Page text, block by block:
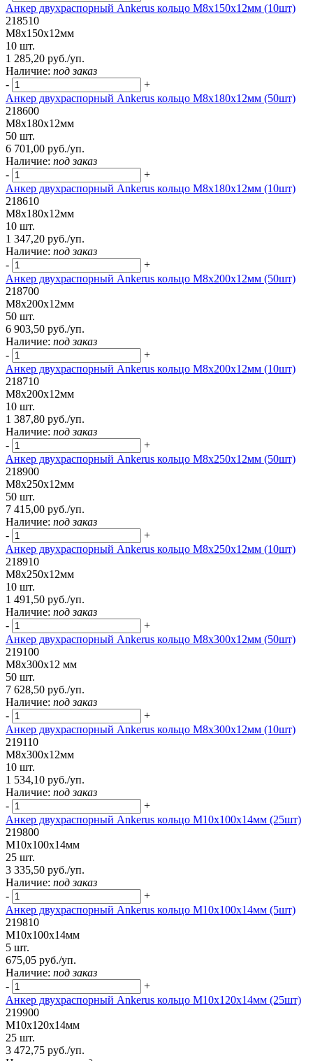
Анкер двухраспорный Ankerus кольцо М8х150х12мм (10шт)
218510
М8х150х12мм
10 шт.
1 285,20 руб./уп.
Наличие: под заказ
-
+
Анкер двухраспорный Ankerus кольцо М8х180х12мм (50шт)
218600
М8х180х12мм
50 шт.
6 701,00 руб./уп.
Наличие: под заказ
-
+
Анкер двухраспорный Ankerus кольцо М8х180х12мм (10шт)
218610
М8х180х12мм
10 шт.
1 347,20 руб./уп.
Наличие: под заказ
-
+
Анкер двухраспорный Ankerus кольцо М8х200х12мм (50шт)
218700
М8х200х12мм
50 шт.
6 903,50 руб./уп.
Наличие: под заказ
-
+
Анкер двухраспорный Ankerus кольцо М8х200х12мм (10шт)
218710
М8х200х12мм
10 шт.
1 387,80 руб./уп.
Наличие: под заказ
-
+
Анкер двухраспорный Ankerus кольцо М8х250х12мм (50шт)
218900
М8х250х12мм
50 шт.
7 415,00 руб./уп.
Наличие: под заказ
-
+
Анкер двухраспорный Ankerus кольцо М8х250х12мм (10шт)
218910
М8х250х12мм
10 шт.
1 491,50 руб./уп.
Наличие: под заказ
-
+
Анкер двухраспорный Ankerus кольцо М8х300х12мм (50шт)
219100
М8х300х12 мм
50 шт.
7 628,50 руб./уп.
Наличие: под заказ
-
+
Анкер двухраспорный Ankerus кольцо М8х300х12мм (10шт)
219110
М8х300х12мм
10 шт.
1 534,10 руб./уп.
Наличие: под заказ
-
+
Анкер двухраспорный Ankerus кольцо М10х100х14мм (25шт)
219800
М10х100х14мм
25 шт.
3 335,50 руб./уп.
Наличие: под заказ
-
+
Анкер двухраспорный Ankerus кольцо М10х100х14мм (5шт)
219810
М10х100х14мм
5 шт.
675,05 руб./уп.
Наличие: под заказ
-
+
Анкер двухраспорный Ankerus кольцо М10х120х14мм (25шт)
219900
М10х120х14мм
25 шт.
3 472,75 руб./уп.